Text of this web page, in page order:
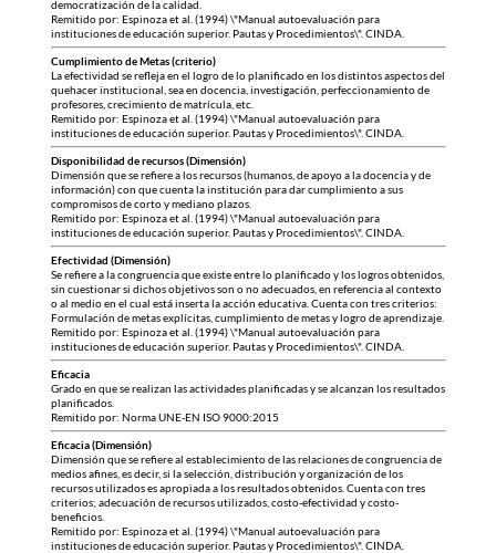
democratización de la calidad.
Remitido por: Espinoza et al. (1994) \"Manual autoevaluación para
instituciones de educación superior. Pautas y Procedimientos\". CINDA.
Cumplimiento de Metas (criterio)
La efectividad se refleja en el logro de lo planificado en los distintos aspectos del
quehacer institucional, sea en docencia, investigación, perfeccionamiento de
profesores, crecimiento de matrícula, etc.
Remitido por: Espinoza et al. (1994) \"Manual autoevaluación para
instituciones de educación superior. Pautas y Procedimientos\". CINDA.
Disponibilidad de recursos (Dimensión)
Dimensión que se refiere a los recursos (humanos, de apoyo a la docencia y de
información) con que cuenta la institución para dar cumplimiento a sus
compromisos de corto y mediano plazos.
Remitido por: Espinoza et al. (1994) \"Manual autoevaluación para
instituciones de educación superior. Pautas y Procedimientos\". CINDA.
Efectividad (Dimensión)
Se refiere a la congruencia que existe entre lo planificado y los logros obtenidos,
sin cuestionar si dichos objetivos son o no adecuados, en referencia al contexto
o al medio en el cual está inserta la acción educativa. Cuenta con tres criterios:
Formulación de metas explícitas, cumplimiento de metas y logro de aprendizaje.
Remitido por: Espinoza et al. (1994) \"Manual autoevaluación para
instituciones de educación superior. Pautas y Procedimientos\". CINDA.
Eficacia
Grado en que se realizan las actividades planificadas y se alcanzan los resultados
planificados.
Remitido por: Norma UNE-EN ISO 9000:2015
Eficacia (Dimensión)
Dimensión que se refiere al establecimiento de las relaciones de congruencia de
medios afines, es decir, si la selección, distribución y organización de los
recursos utilizados es apropiada a los resultados obtenidos. Cuenta con tres
criterios; adecuación de recursos utilizados, costo-efectividad y costo-
beneficios.
Remitido por: Espinoza et al. (1994) \"Manual autoevaluación para
instituciones de educación superior. Pautas y Procedimientos\". CINDA.